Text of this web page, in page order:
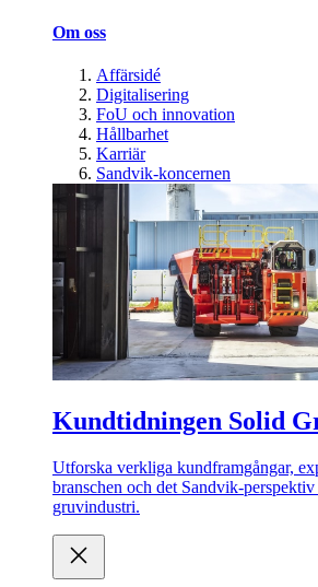
Om oss
Affärsidé
Digitalisering
FoU och innovation
Hållbarhet
Karriär
Sandvik-koncernen
Kundtidningen Solid
Utforska verkliga kundframgångar,
branschen och det Sandvik-
gruvindustri.